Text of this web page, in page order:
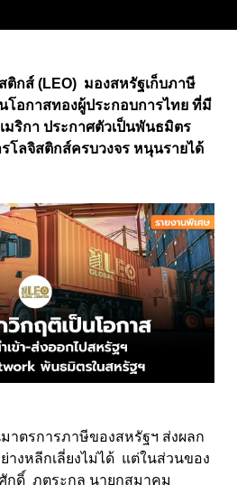
ติกส์ (LEO) มองสหรัฐเก็บภาษี
โอกาสทองผู้ประกอบการไทย ที่มี
มริกา ประกาศตัวเป็นพันธมิตร
โลจิสติกส์ครบวงจร หนุนรายได้
าตรการภาษีของสหรัฐฯ ส่งผลก
างหลีกเลี่ยงไม่ได้ แต่ในส่วนของ
กดิ์ ภูตระกูล นายกสมาคม